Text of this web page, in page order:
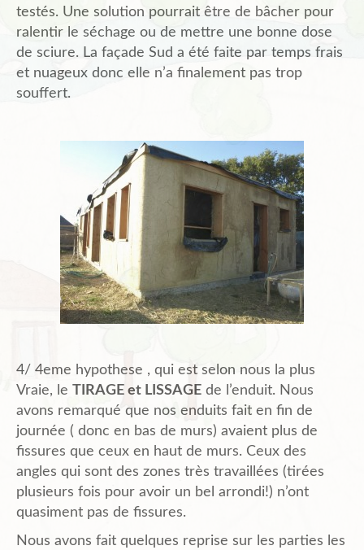
testés. Une solution pourrait être de bâcher pour
ralentir le séchage ou de mettre une bonne dose
de sciure. La façade Sud a été faite par temps frais
et nuageux donc elle n’a finalement pas trop
souffert.
4/ 4eme hypothese , qui est selon nous la plus
Vraie, le TIRAGE et LISSAGE de l’enduit. Nous
avons remarqué que nos enduits fait en fin de
journée ( donc en bas de murs) avaient plus de
fissures que ceux en haut de murs. Ceux des
angles qui sont des zones très travaillées (tirées
plusieurs fois pour avoir un bel arrondi!) n’ont
quasiment pas de fissures.
Nous avons fait quelques reprise sur les parties les